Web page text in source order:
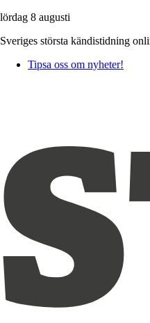
lördag 8 augusti
Sveriges största kändistidning
Tipsa oss om nyheter!